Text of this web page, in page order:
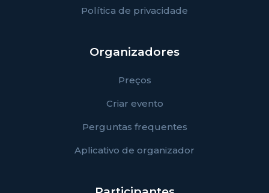
Política de privacidade
Organizadores
Preços
Criar evento
Perguntas frequentes
Aplicativo de organizador